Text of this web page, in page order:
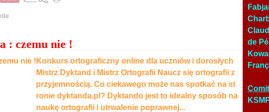
: czemu nie !
Konkurs ortograficzny online dla uczniów i dorosłych
Mistrz Dyktand i Mistrz Ortografii Naucz się ortografii z
przyjemnością. Co ciekawego może nas spotkać na st
ronie dyktanda.pl? Dyktando jest to idealny sposób na
naukę ortografii i utrwalenie poprawnej...
de